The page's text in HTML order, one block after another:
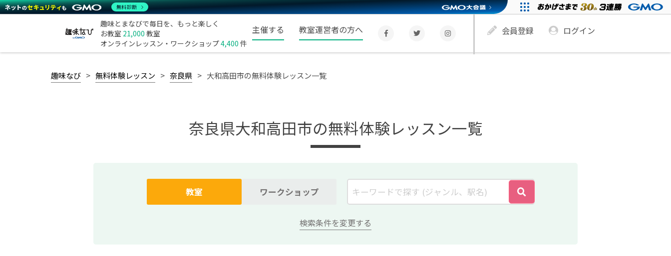
趣味とまなびで毎日を、もっと楽しく
お教室 21,000 教室
オンラインレッスン・ワークショップ4,400 件
主催する 教室運営者の方へ 会員登録 ログイン
趣味なび 無料体験レッスン 奈良県 大和高田市の無料体験レッスン一覧
奈良県大和高田市の無料体験レッスン一覧
教室 ワークショップ
検索条件を変更する
無料診断